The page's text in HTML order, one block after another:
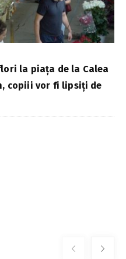
la piața de la Calea
copiii vor fi lipsiți de